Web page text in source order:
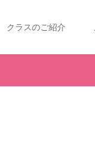
クラスのご紹介